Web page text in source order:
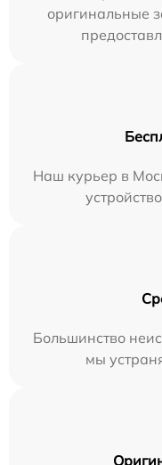
оригинальные
Наш курьер в
Большинство
мы